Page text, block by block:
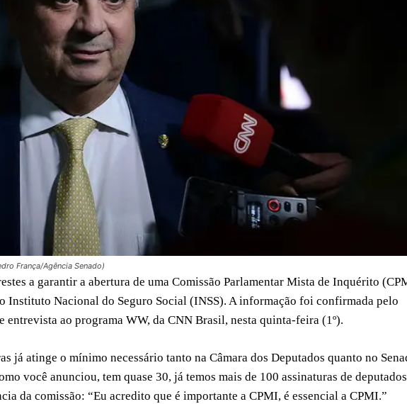
França/Agência Senado)
a garantir a abertura de uma Comissão Parlamentar Mista de Inquérito
Instituto Nacional do Seguro Social (INSS). A informação foi confirmada pelo
ao programa WW, da CNN Brasil, nesta quinta-feira (1º).
já atinge o mínimo necessário tanto na Câmara dos Deputados quanto no
você anunciou, tem quase 30, já temos mais de 100 assinaturas de
da comissão: “Eu acredito que é importante a CPMI, é essencial a CPMI.”